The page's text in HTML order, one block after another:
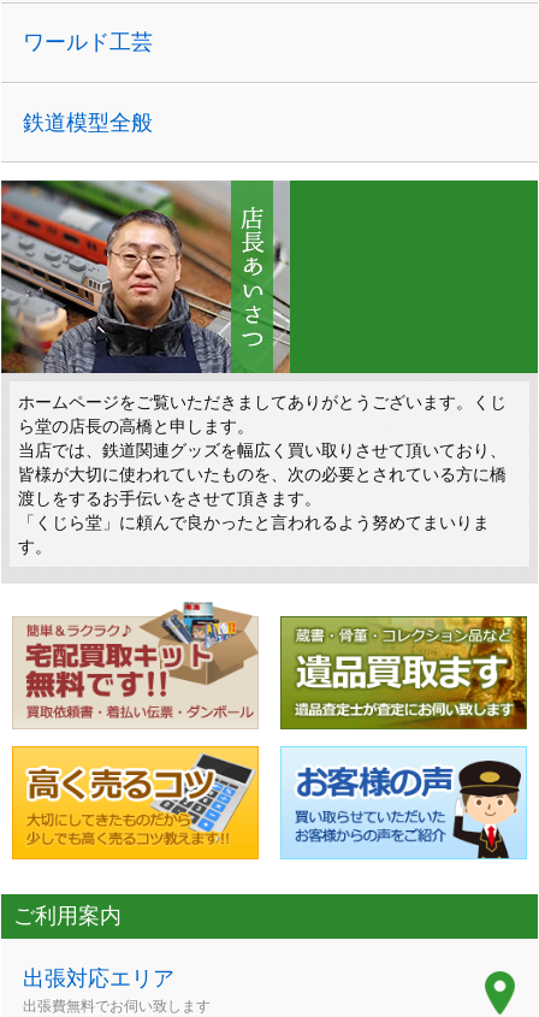
ワールド工芸
鉄道模型全般
ホームページをご覧いただきましてありがとうございます。くじ
ら堂の店長の高橋と申します。
当店では、鉄道関連グッズを幅広く買い取りさせて頂いており、
皆様が大切に使われていたものを、次の必要とされている方に橋
渡しをするお手伝いをさせて頂きます。
「くじら堂」に頼んで良かったと言われるよう努めてまいりま
す。
ご利用案内
出張対応エリア
出張費無料でお伺い致します